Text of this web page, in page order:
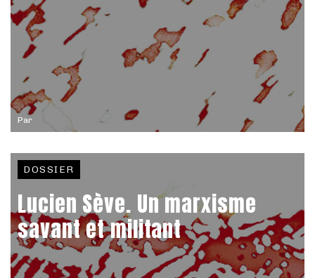
Par
DOSSIER
Lucien Sève. Un marxisme
savant et militant